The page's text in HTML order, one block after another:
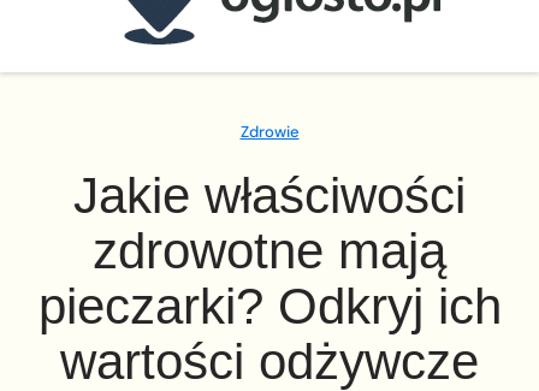
Zdrowie
Jakie właściwości
zdrowotne mają
pieczarki? Odkryj ich
wartości odżywcze